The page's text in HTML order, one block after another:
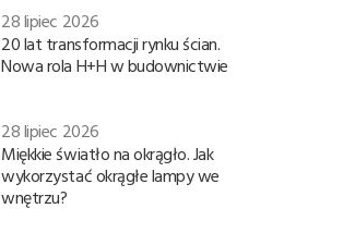
28 lipiec 2026
20 lat transformacji rynku ścian.
Nowa rola H+H w budownictwie
28 lipiec 2026
Miękkie światło na okrągło. Jak
wykorzystać okrągłe lampy we
wnętrzu?